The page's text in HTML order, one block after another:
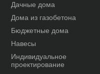
Дачные дома
Дома из газобетона
Бюджетные дома
Навесы
Индивидуальное
проектирование